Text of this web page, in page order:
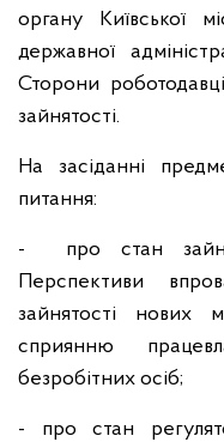
органу Київської
державної
Сторони
зайнятості.
На засіданні
питання:
- про стан
Перспективи
зайнятості
сприянню
безробітних осіб;
- про стан